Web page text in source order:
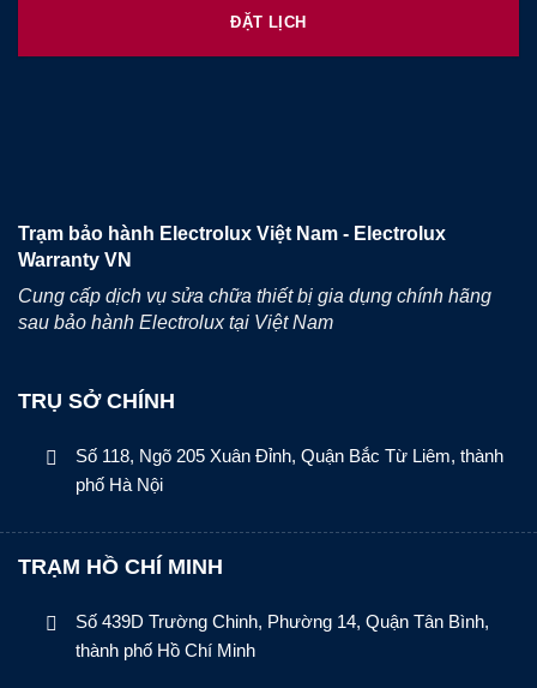
ĐẶT LỊCH
Trạm bảo hành Electrolux Việt Nam - Electrolux
Warranty VN
Cung cấp dịch vụ sửa chữa thiết bị gia dụng chính hãng
sau bảo hành Electrolux tại Việt Nam
TRỤ SỞ CHÍNH
Số 118, Ngõ 205 Xuân Đỉnh, Quận Bắc Từ Liêm, thành
phố Hà Nội
TRẠM HỒ CHÍ MINH
Số 439D Trường Chinh, Phường 14, Quận Tân Bình,
thành phố Hồ Chí Minh